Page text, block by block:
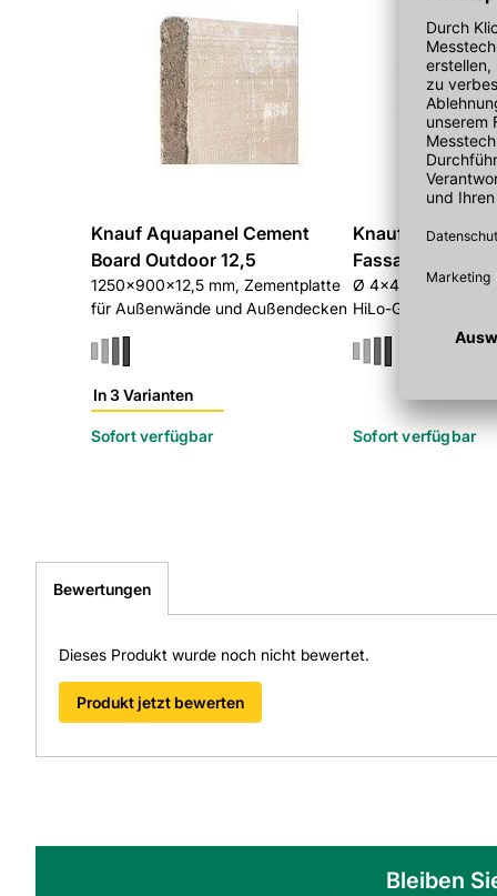
Knauf Aquapanel Cement
Board Outdoor 12,5
1250x900x12,5 mm, Zementplatte
für Außenwände und Außendecken
In 3 Varianten
Sofort verfügbar
Knauf
Ø 4x40 mm,
HiLo-Gewinde, 250
Sofort verfügbar
Bewertungen
Dieses Produkt wurde noch nicht bewertet.
Produkt jetzt bewerten
Bleiben